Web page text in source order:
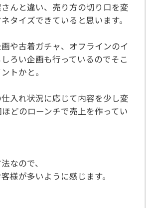
んと違い、売り方の切り口を変
タイズできていると思います。
や古着ガチャ、オフラインのイ
ろい企画も行っているのでそこ
トかと。
入れ状況に応じて内容を少し変
どのローンチで売上を作ってい
なので、
様が多いように感じます。